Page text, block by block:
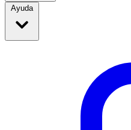
Ayuda